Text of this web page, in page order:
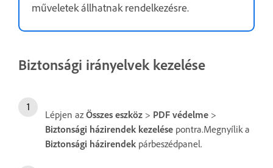
műveletek állhatnak rendelkezésre.
Biztonsági irányelvek kezelése
Lépjen az Összes eszköz > PDF védelme >
Biztonsági házirendek kezelése pontra.Megnyílik a
Biztonsági házirendek párbeszédpanel.